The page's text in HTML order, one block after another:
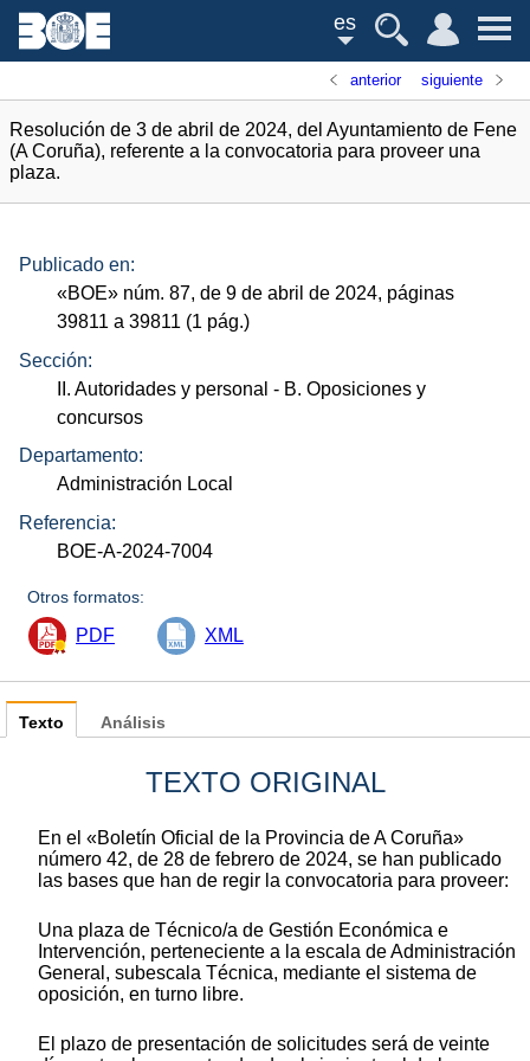
es
anterior siguiente
Resolución de 3 de abril de 2024, del Ayuntamiento de Fene
(A Coruña), referente a la convocatoria para proveer una
plaza.
Publicado en:
«BOE» núm. 87, de 9 de abril de 2024, páginas
39811 a 39811 (1 pág.)
Sección:
II. Autoridades y personal - B. Oposiciones y
concursos
Departamento:
Administración Local
Referencia:
BOE-A-2024-7004
Otros formatos:
PDF XML
Texto
TEXTO ORIGINAL
En el «Boletín Oficial de la Provincia de A Coruña»
número 42, de 28 de febrero de 2024, se han publicado
las bases que han de regir la convocatoria para proveer:
Una plaza de Técnico/a de Gestión Económica e
Intervención, perteneciente a la escala de Administración
General, subescala Técnica, mediante el sistema de
oposición, en turno libre.
El plazo de presentación de solicitudes será de veinte
Análisis